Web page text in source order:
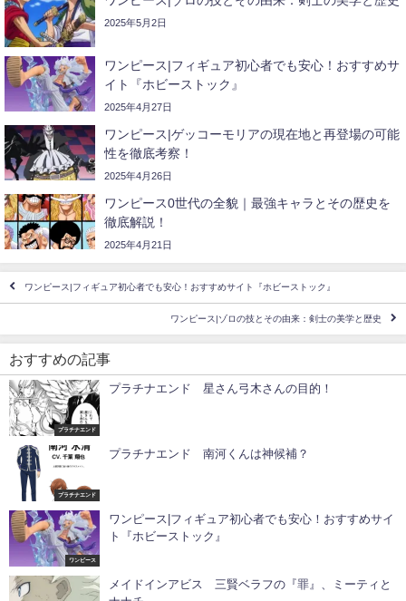
2025年5月2日
ワンピース|フィギュア初心者でも安心！おすすめサ
イト『ホビーストック』
2025年4月27日
ワンピース|ゲッコーモリアの現在地と再登場の可能
性を徹底考察！
2025年4月26日
ワンピース0世代の全貌｜最強キャラとその歴史を
徹底解説！
2025年4月21日
ワンピース|フィギュア初心者でも安心！おすすめサイト『ホビーストック』
ワンピース|ゾロの技とその由来：剣士の美学と歴史
おすすめの記事
プラチナエンド
プラチナエンド 星さん弓木さんの目的！
プラチナエンド
プラチナエンド 南河くんは神候補？
ワンピース
ワンピース|フィギュア初心者でも安心！おすすめサイ
ト『ホビーストック』
メイドインアビス 三賢ベラフの『罪』、ミーティと